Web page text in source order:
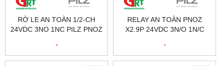
RỜ LE AN TOÀN 1/2-CH
24VDC 3NO 1NC PILZ PNOZ
.
RELAY AN TOÀN PNOZ
X2.9P 24VDC 3N/O 1N/C
.